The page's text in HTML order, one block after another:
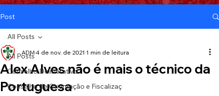
Post
All Posts
Conselho Deliberativo
Conselho de Orientação e Fiscalizaç
All Posts
Alex Alves não é mais o técnico da
Portuguesa
ADM 4 de nov. de 2021 1 min de leitura